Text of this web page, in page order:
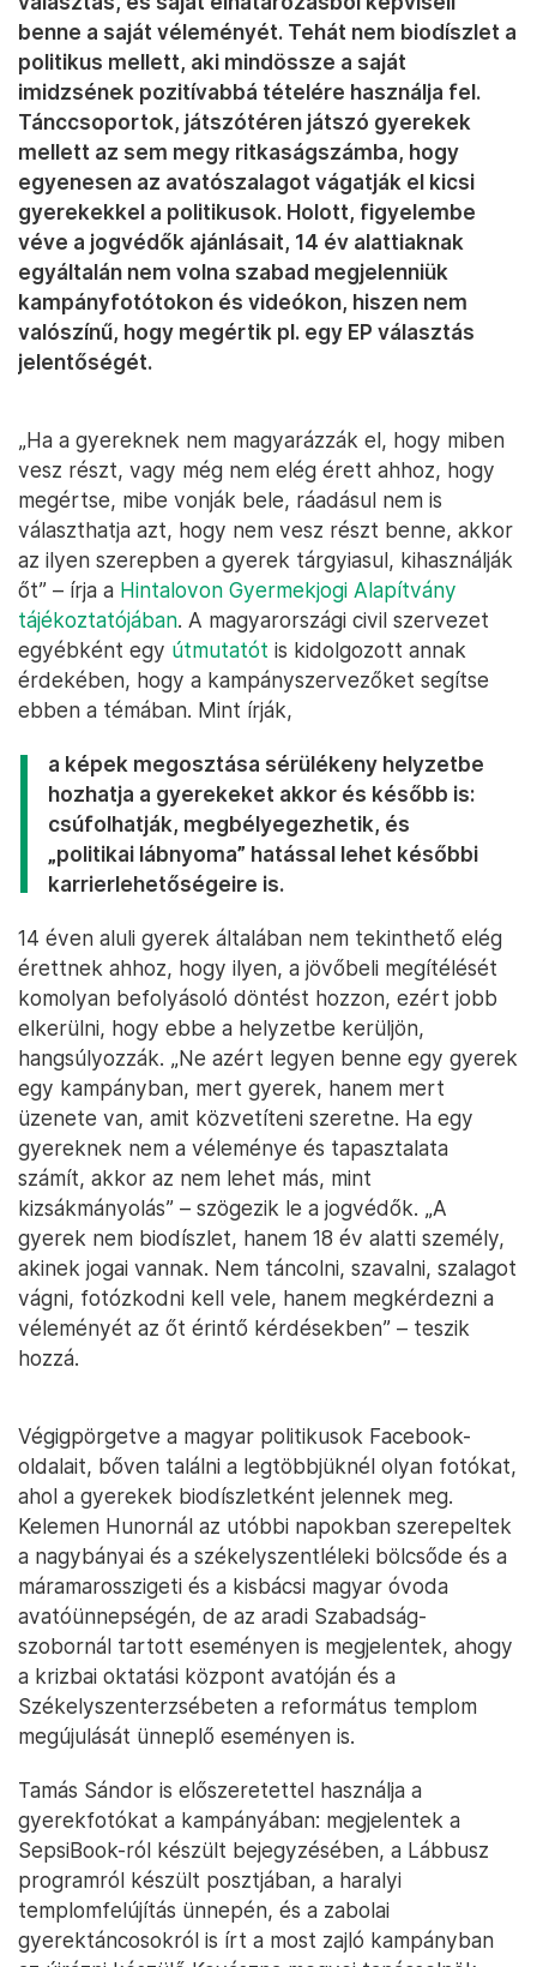
benne a saját véleményét. Tehát nem biodíszlet a
politikus mellett, aki mindössze a saját
imidzsének pozitívabbá tételére használja fel.
Tánccsoportok, játszótéren játszó gyerekek
mellett az sem megy ritkaságszámba, hogy
egyenesen az avatószalagot vágatják el kicsi
gyerekekkel a politikusok. Holott, figyelembe
véve a jogvédők ajánlásait, 14 év alattiaknak
egyáltalán nem volna szabad megjelenniük
kampányfotótokon és videókon, hiszen nem
valószínű, hogy megértik pl. egy EP választás
jelentőségét.
„Ha a gyereknek nem magyarázzák el, hogy miben
vesz részt, vagy még nem elég érett ahhoz, hogy
megértse, mibe vonják bele, ráadásul nem is
választhatja azt, hogy nem vesz részt benne, akkor
az ilyen szerepben a gyerek tárgyiasul, kihasználják
őt” – írja a Hintalovon Gyermekjogi Alapítvány
tájékoztatójában. A magyarországi civil szervezet
egyébként egy útmutatót is kidolgozott annak
érdekében, hogy a kampányszervezőket segítse
ebben a témában. Mint írják,
a képek megosztása sérülékeny helyzetbe
hozhatja a gyerekeket akkor és később is:
csúfolhatják, megbélyegezhetik, és
„politikai lábnyoma” hatással lehet későbbi
karrierlehetőségeire is.
14 éven aluli gyerek általában nem tekinthető elég
érettnek ahhoz, hogy ilyen, a jövőbeli megítélését
komolyan befolyásoló döntést hozzon, ezért jobb
elkerülni, hogy ebbe a helyzetbe kerüljön,
hangsúlyozzák. „Ne azért legyen benne egy gyerek
egy kampányban, mert gyerek, hanem mert
üzenete van, amit közvetíteni szeretne. Ha egy
gyereknek nem a véleménye és tapasztalata
számít, akkor az nem lehet más, mint
kizsákmányolás” – szögezik le a jogvédők. „A
gyerek nem biodíszlet, hanem 18 év alatti személy,
akinek jogai vannak. Nem táncolni, szavalni, szalagot
vágni, fotózkodni kell vele, hanem megkérdezni a
véleményét az őt érintő kérdésekben” – teszik
hozzá.
Végigpörgetve a magyar politikusok Facebook-
oldalait, bőven találni a legtöbbjüknél olyan fotókat,
ahol a gyerekek biodíszletként jelennek meg.
Kelemen Hunornál az utóbbi napokban szerepeltek
a nagybányai és a székelyszentléleki bölcsőde és a
máramarosszigeti és a kisbácsi magyar óvoda
avatóünnepségén, de az aradi Szabadság-
szobornál tartott eseményen is megjelentek, ahogy
a krizbai oktatási központ avatóján és a
Székelyszenterzsébeten a református templom
megújulását ünneplő eseményen is.
Tamás Sándor is előszeretettel használja a
gyerekfotókat a kampányában: megjelentek a
SepsiBook-ról készült bejegyzésében, a Lábbusz
programról készült posztjában, a haralyi
templomfelújítás ünnepén, és a zabolai
gyerektáncosokról is írt a most zajló kampányban